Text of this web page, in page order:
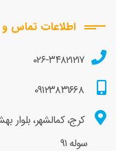
اطلاعات تماس و
۰۲۶-۳۴۸۲۱۲۱۷
۰۹۱۲۳۸۳۱۶۶۸
سوله ۹۱